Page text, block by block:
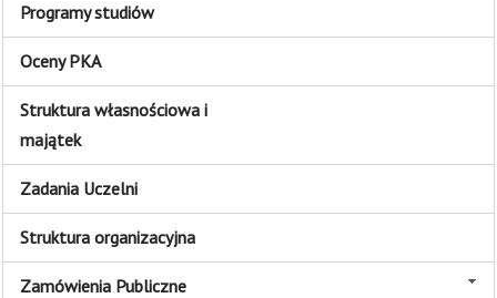
Programy studiów
Oceny PKA
Struktura własnościowa i
majątek
Zadania Uczelni
Struktura organizacyjna
Zamówienia Publiczne